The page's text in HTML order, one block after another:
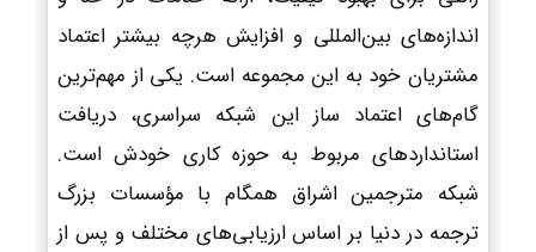
اندازه‌های بین‌المللی و افزایش هرچه بیشتر اعتماد
مشتریان خود به این مجموعه است. یکی از مهم‌ترین
گام‌های اعتماد ساز این شبکه سراسری، دریافت
استانداردهای مربوط به حوزه کاری خودش است.
شبکه مترجمین اشراق همگام با مؤسسات بزرگ
ترجمه در دنیا بر اساس ارزیابی‌های مختلف و پس از